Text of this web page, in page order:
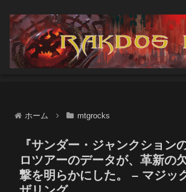
ホーム mtgrocks
『サンダー・ジャンクション
ロツアーのデータが、革新の
撃を明らかにした。 – マジッ